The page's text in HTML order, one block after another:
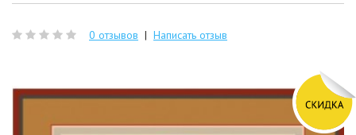
0 отзывов | Написать отзыв